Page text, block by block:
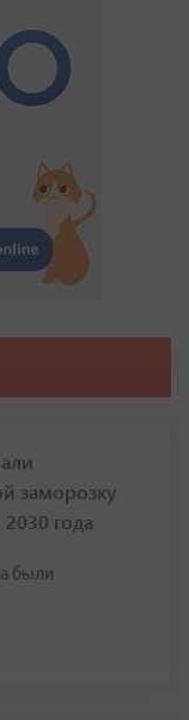
заморозку
года
были